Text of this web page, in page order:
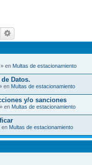
en Multas de estacionamiento
Datos.
en Multas de estacionamiento
y/o sanciones
en Multas de estacionamiento
en Multas de estacionamiento